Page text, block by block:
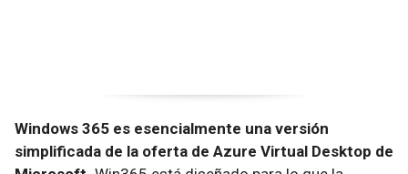
Windows 365 es esencialmente una versión
simplificada de la oferta de Azure Virtual Desktop de